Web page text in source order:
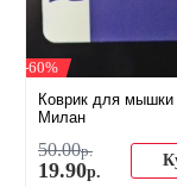
-60%
Коврик для мышки
Милан
50.00р.
19.90р.